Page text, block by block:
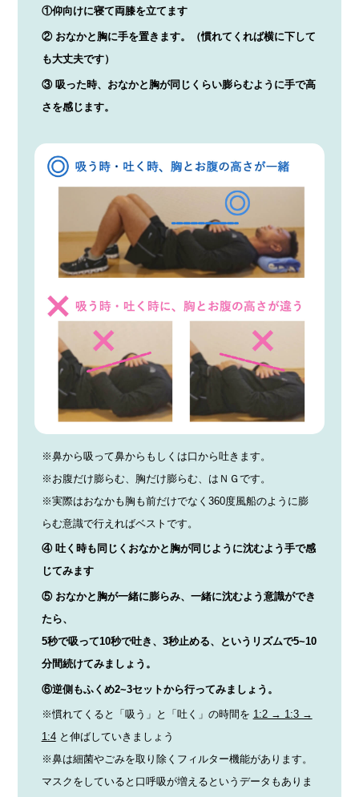
①仰向けに寝て両膝を立てます
② おなかと胸に手を置きます。（慣れてくれば横に下して
も大丈夫です）
③ 吸った時、おなかと胸が同じくらい膨らむように手で高
さを感じます。
※鼻から吸って鼻からもしくは口から吐きます。
※お腹だけ膨らむ、胸だけ膨らむ、はＮＧです。
※実際はおなかも胸も前だけでなく360度風船のように膨
らむ意識で行えればベストです。
④ 吐く時も同じくおなかと胸が同じように沈むよう手で感
じてみます
⑤ おなかと胸が一緒に膨らみ、一緒に沈むよう意識ができ
たら、
5秒で吸って10秒で吐き、3秒止める、というリズムで5~10
分間続けてみましょう。
⑥逆側もふくめ2~3セットから行ってみましょう。
※慣れてくると「吸う」と「吐く」の時間を 1:2 → 1:3 →
1:4と伸ばしていきましょう
※鼻は細菌やごみを取り除くフィルター機能があります。
マスクをしていると口呼吸が増えるというデータもありま